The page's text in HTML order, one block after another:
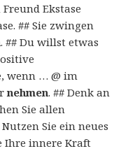
Ekstase
## Sie zwingen
. ## Du willst etwas
wenn … @ im
nehmen. ## Denk an
Sie allen
Sie ein neues
Ihre innere Kraft